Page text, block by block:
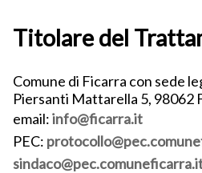
Titolare del
Comune di Ficarra con sede
Piersanti Mattarella 5, 98062
email:info@ficarra.it
PEC: